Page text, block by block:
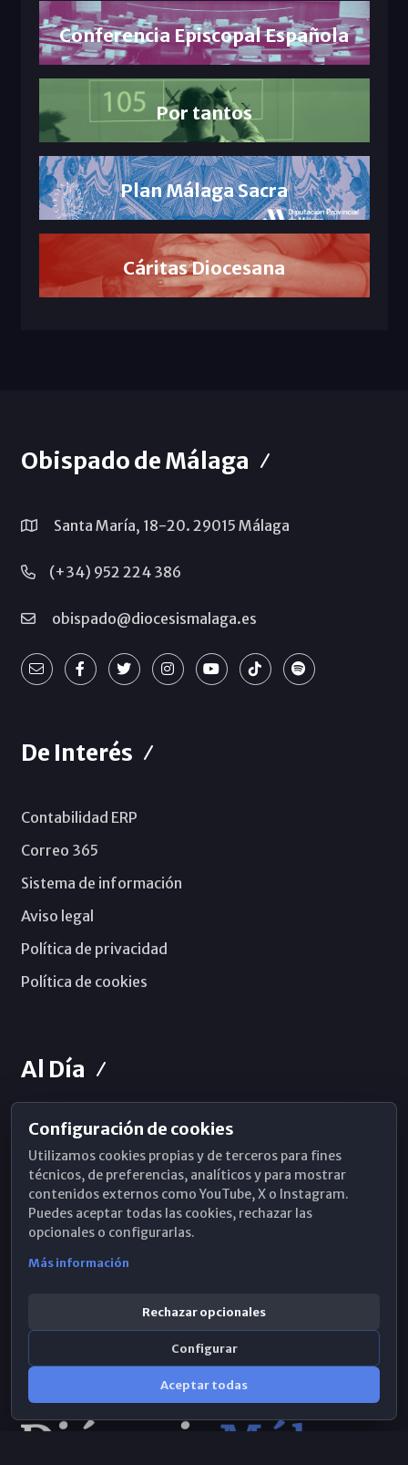
Conferencia Episcopal Española
Por tantos
Plan Málaga Sacra
Cáritas Diocesana
Obispado de Málaga
Santa María, 18-20. 29015 Málaga
(+34) 952 224 386
obispado@diocesismalaga.es
De Interés
Contabilidad ERP
Correo 365
Sistema de información
Aviso legal
Política de privacidad
Política de cookies
Al Día
Horarios de Misa
Hemeroteca
WhatsApp
Configuración de cookies
Utilizamos cookies propias y de terceros para fines
técnicos, de preferencias, analíticos y para mostrar
contenidos externos como YouTube, X o Instagram.
Puedes aceptar todas las cookies, rechazar las
opcionales o configurarlas.
Más información
Rechazar opcionales
Configurar
Aceptar todas